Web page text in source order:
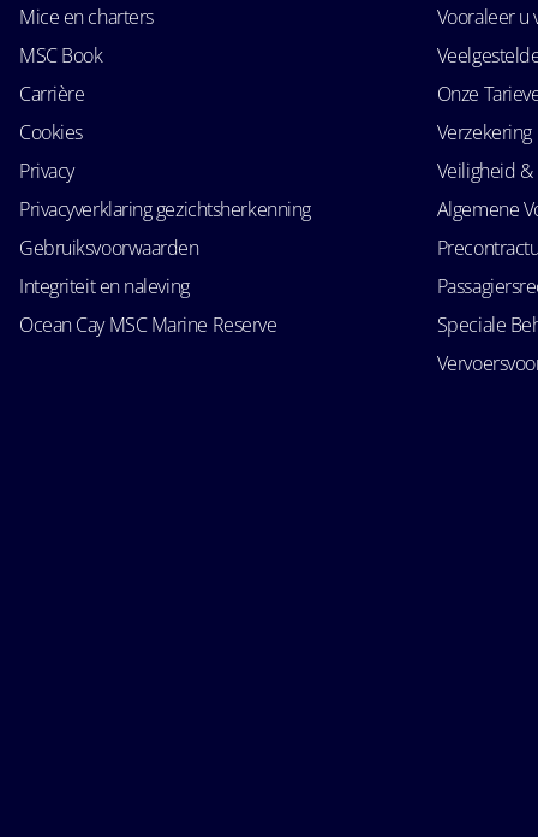
Mice en charters
MSC Book
Carrière
Cookies
Privacy
Privacyverklaring gezichtsherkenning
Gebruiksvoorwaarden
Integriteit en naleving
Ocean Cay MSC Marine Reserve
Vooraleer u
Onze
Verzekering
Veiligheid &
Algemene
Speciale